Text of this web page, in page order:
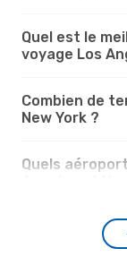
Quel est le
voyage Los
Combien de
New York ?
Quels